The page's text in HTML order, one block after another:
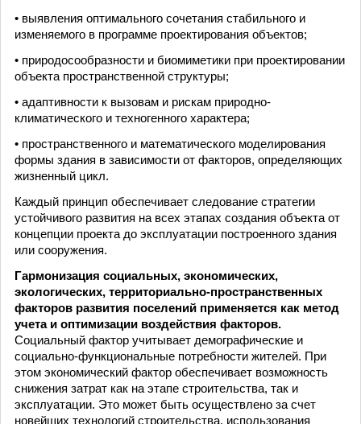
• выявления оптимального сочетания стабильного и
изменяемого в программе проектирования объектов;
• природосообразности и биомиметики при проектировании
объекта пространственной структуры;
• адаптивности к вызовам и рискам природно-
климатического и техногенного характера;
• пространственного и математического моделирования
формы здания в зависимости от факторов, определяющих
жизненный цикл.
Каждый принцип обеспечивает следование стратегии
устойчивого развития на всех этапах создания объекта от
концепции проекта до эксплуатации построенного здания
или сооружения.
Гармонизация социальных, экономических,
экологических, территориально-пространственных
факторов развития поселений применяется как метод
учета и оптимизации воздействия факторов.
Социальный фактор учитывает демографические и
социально-функциональные потребности жителей. При
этом экономический фактор обеспечивает возможность
снижения затрат как на этапе строительства, так и
эксплуатации. Это может быть осуществлено за счет
новейших технологий строительства, использования